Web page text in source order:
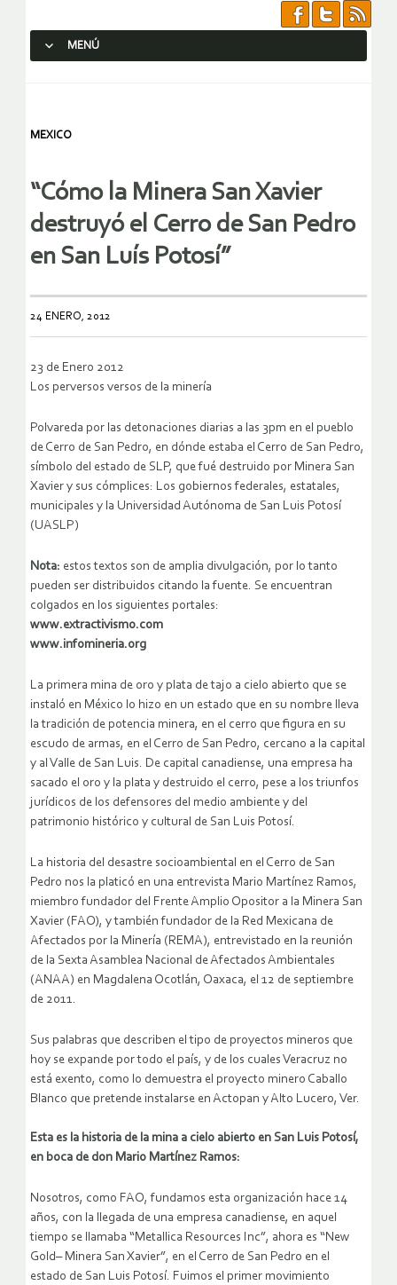
MENÚ
MEXICO
“Cómo la Minera San Xavier
destruyó el Cerro de San Pedro
en San Luís Potosí”
24 ENERO, 2012
23 de Enero 2012
Los perversos versos de la minería
Polvareda por las detonaciones diarias a las 3pm en el pueblo
de Cerro de San Pedro, en dónde estaba el Cerro de San Pedro,
símbolo del estado de SLP, que fué destruido por Minera San
Xavier y sus cómplices: Los gobiernos federales, estatales,
municipales y la Universidad Autónoma de San Luis Potosí
(UASLP)
Nota: estos textos son de amplia divulgación, por lo tanto
pueden ser distribuidos citando la fuente. Se encuentran
colgados en los siguientes portales:
www.extractivismo.com
www.infomineria.org
La primera mina de oro y plata de tajo a cielo abierto que se
instaló en México lo hizo en un estado que en su nombre lleva
la tradición de potencia minera, en el cerro que figura en su
escudo de armas, en el Cerro de San Pedro, cercano a la capital
y al Valle de San Luis. De capital canadiense, una empresa ha
sacado el oro y la plata y destruido el cerro, pese a los triunfos
jurídicos de los defensores del medio ambiente y del
patrimonio histórico y cultural de San Luis Potosí.
La historia del desastre socioambiental en el Cerro de San
Pedro nos la platicó en una entrevista Mario Martínez Ramos,
miembro fundador del Frente Amplio Opositor a la Minera San
Xavier (FAO), y también fundador de la Red Mexicana de
Afectados por la Minería (REMA), entrevistado en la reunión
de la Sexta Asamblea Nacional de Afectados Ambientales
(ANAA) en Magdalena Ocotlán, Oaxaca, el 12 de septiembre
de 2011.
Sus palabras que describen el tipo de proyectos mineros que
hoy se expande por todo el país, y de los cuales Veracruz no
está exento, como lo demuestra el proyecto minero Caballo
Blanco que pretende instalarse en Actopan y Alto Lucero, Ver.
Esta es la historia de la mina a cielo abierto en San Luis Potosí,
en boca de don Mario Martínez Ramos:
Nosotros, como FAO, fundamos esta organización hace 14
años, con la llegada de una empresa canadiense, en aquel
tiempo se llamaba “Metallica Resources Inc”, ahora es “New
Gold– Minera San Xavier”, en el Cerro de San Pedro en el
estado de San Luis Potosí. Fuimos el primer movimiento